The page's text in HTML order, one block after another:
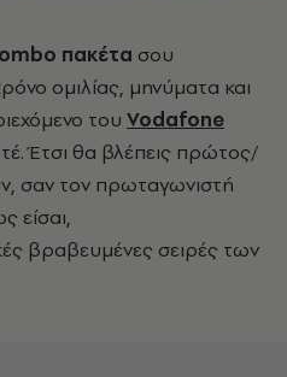
ombo πακέτα σου
ομιλίας, μηνύματα και
του Vodafone
Έτσι θα βλέπεις πρώτος/
σαν τον πρωταγωνιστή
είσαι,
βραβευμένες σειρές των